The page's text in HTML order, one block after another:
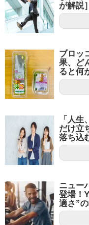
が解説］
ブロッ
果、ど
ると何
「人
だけ立
落ち込
ニュー
登場！
適さ”